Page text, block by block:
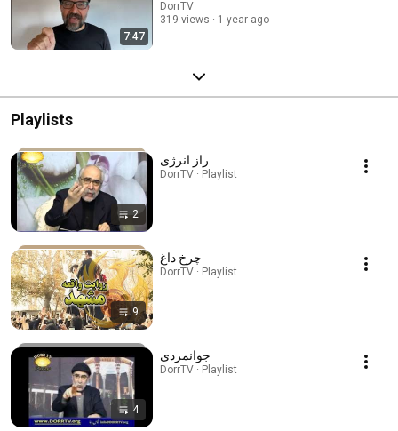
7:47
DorrTV
319 views
1 year ago
Playlists
2
راز انرژی
DorrTV · Playlist
9
چرخ داغ
DorrTV · Playlist
4
جوانمردی
DorrTV · Playlist